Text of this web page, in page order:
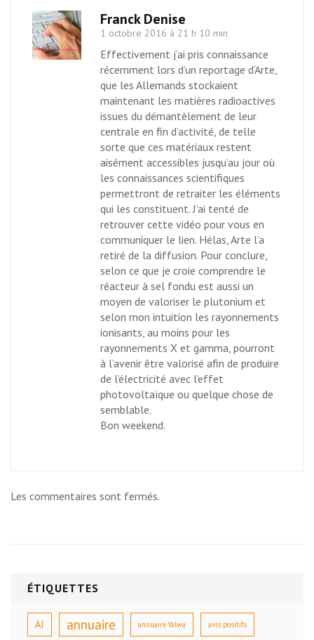
Franck Denise
1 octobre 2016 à 21 h 10 min
Effectivement j’ai pris connaissance
récemment lors d’un reportage d’Arte,
que les Allemands stockaient
maintenant les matières radioactives
issues du démantèlement de leur
centrale en fin d’activité, de telle
sorte que ces matériaux restent
aisément accessibles jusqu’au jour où
les connaissances scientifiques
permettront de retraiter les éléments
qui les constituent. J’ai tenté de
retrouver cette vidéo pour vous en
communiquer le lien. Hélas, Arte l’a
retiré de la diffusion. Pour conclure,
selon ce que je croie comprendre le
réacteur à sel fondu est aussi un
moyen de valoriser le plutonium et
selon mon intuition les rayonnements
ionisants, au moins pour les
rayonnements X et gamma, pourront
à l’avenir être valorisé afin de produire
de l’électricité avec l’effet
photovoltaïque ou quelque chose de
semblable.
Bon weekend.
Les commentaires sont fermés.
ÉTIQUETTES
AI annuaire annuaire Yalwa avis positifs